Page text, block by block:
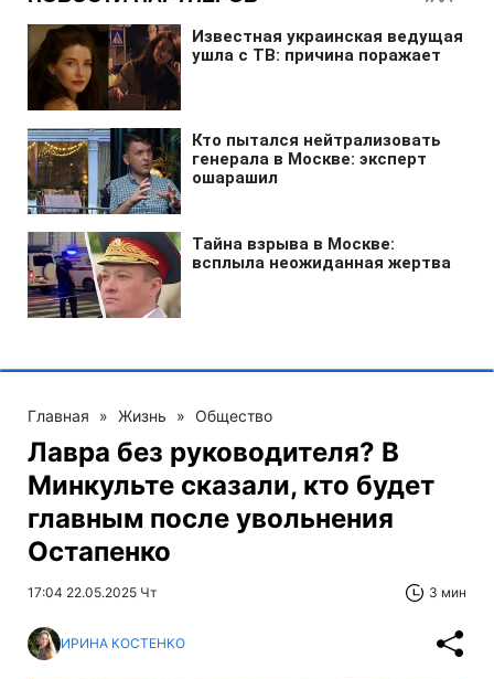
Главная » Жизнь » Общество
Лавра без руководителя? В
Минкульте сказали, кто будет
главным после увольнения
Остапенко
17:04 22.05.2025 Чт 3 мин
ИРИНА КОСТЕНКО